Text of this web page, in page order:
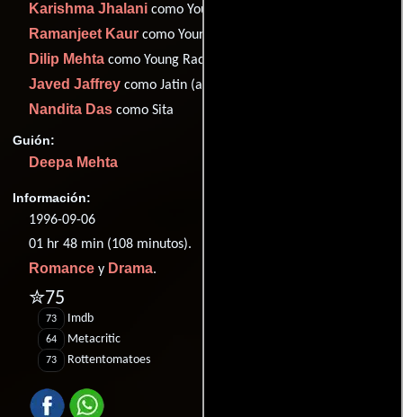
Karishma Jhalani como Young Radha
Ramanjeet Kaur como Young Radha's mother
Dilip Mehta como Young Radha's father
Javed Jaffrey como Jatin (as Jaaved Jaaferi)
Nandita Das como Sita
Guión:
Deepa Mehta
Información:
1996-09-06
01 hr 48 min (108 minutos).
Romance y Drama.
✮75
73 Imdb
64 Metacritic
73 Rottentomatoes